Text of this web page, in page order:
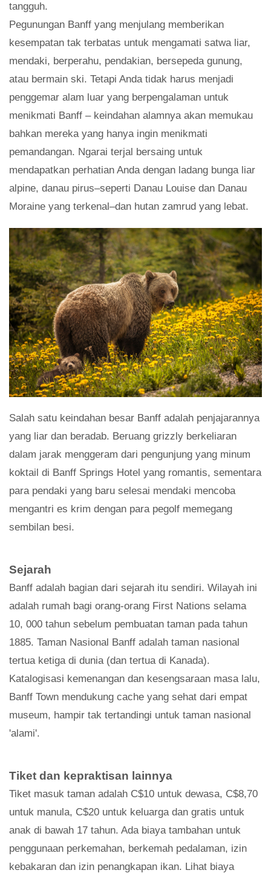
tangguh.
Pegunungan Banff yang menjulang memberikan
kesempatan tak terbatas untuk mengamati satwa liar,
mendaki, berperahu, pendakian, bersepeda gunung,
atau bermain ski. Tetapi Anda tidak harus menjadi
penggemar alam luar yang berpengalaman untuk
menikmati Banff – keindahan alamnya akan memukau
bahkan mereka yang hanya ingin menikmati
pemandangan. Ngarai terjal bersaing untuk
mendapatkan perhatian Anda dengan ladang bunga liar
alpine, danau pirus–seperti Danau Louise dan Danau
Moraine yang terkenal–dan hutan zamrud yang lebat.
Salah satu keindahan besar Banff adalah penjajarannya
yang liar dan beradab. Beruang grizzly berkeliaran
dalam jarak menggeram dari pengunjung yang minum
koktail di Banff Springs Hotel yang romantis, sementara
para pendaki yang baru selesai mendaki mencoba
mengantri es krim dengan para pegolf memegang
sembilan besi.
Sejarah
Banff adalah bagian dari sejarah itu sendiri. Wilayah ini
adalah rumah bagi orang-orang First Nations selama
10, 000 tahun sebelum pembuatan taman pada tahun
1885. Taman Nasional Banff adalah taman nasional
tertua ketiga di dunia (dan tertua di Kanada).
Katalogisasi kemenangan dan kesengsaraan masa lalu,
Banff Town mendukung cache yang sehat dari empat
museum, hampir tak tertandingi untuk taman nasional
'alami'.
Tiket dan kepraktisan lainnya
Tiket masuk taman adalah C$10 untuk dewasa, C$8,70
untuk manula, C$20 untuk keluarga dan gratis untuk
anak di bawah 17 tahun. Ada biaya tambahan untuk
penggunaan perkemahan, berkemah pedalaman, izin
kebakaran dan izin penangkapan ikan. Lihat biaya